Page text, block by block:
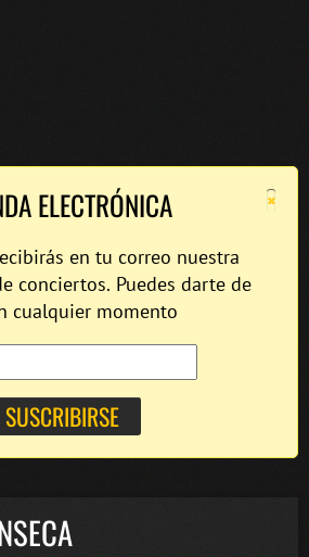
×
ELECTRÓNICA
en tu correo nuestra
conciertos. Puedes darte de
cualquier momento